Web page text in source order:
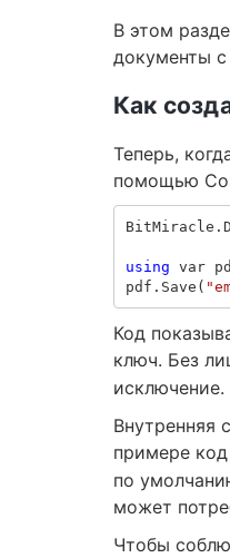
В этом
документы с
Как
Теперь,
помощью
BitMiracle .
using var
pdf . Save (
Код
ключ. Без
Внутренняя
примере код
по
может
Чтобы